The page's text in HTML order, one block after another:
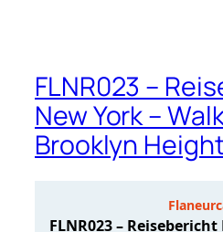
FLNR023 –
New York –
Brooklyn